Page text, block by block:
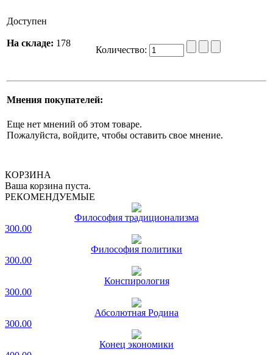
Доступен
На складе: 178
Количество:
Мнения покупателей:
Еще нет мнений об этом товаре.
Пожалуйста, войдите, чтобы оставить свое мнение.
КОРЗИНА
Ваша корзина пуста.
РЕКОМЕНДУЕМЫЕ
Философия традиционализма
300.00
Философия политики
300.00
Конспирология
300.00
Абсолютная Родина
300.00
Конец экономики